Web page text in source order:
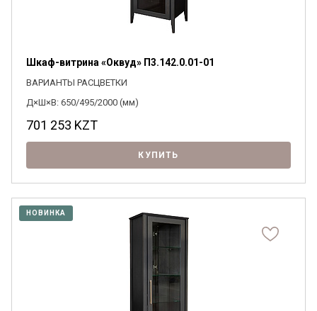
Шкаф-витрина «Оквуд» П3.142.0.01-01
ВАРИАНТЫ РАСЦВЕТКИ
Д×Ш×В: 650/495/2000 (мм)
701 253 KZT
КУПИТЬ
НОВИНКА